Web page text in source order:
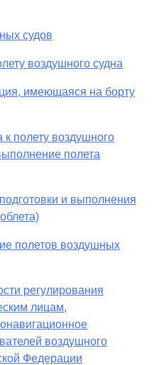
судов
воздушного судна
имеющаяся на борту
к полету воздушного
полета
и выполнения
полетов воздушных
регулирования
лицам,
воздушного
Федерации